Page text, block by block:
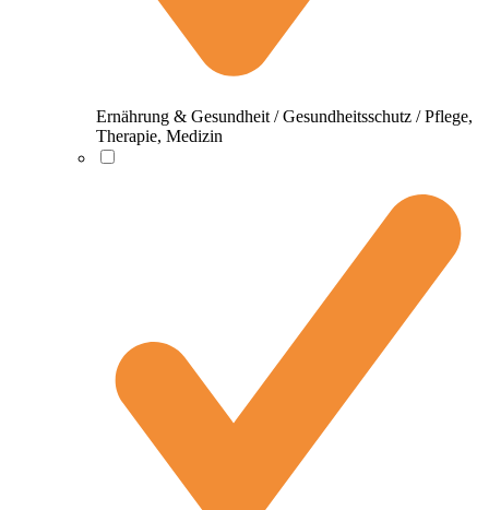
Ernährung & Gesundheit / Gesundheitsschutz / Pflege,
Therapie, Medizin